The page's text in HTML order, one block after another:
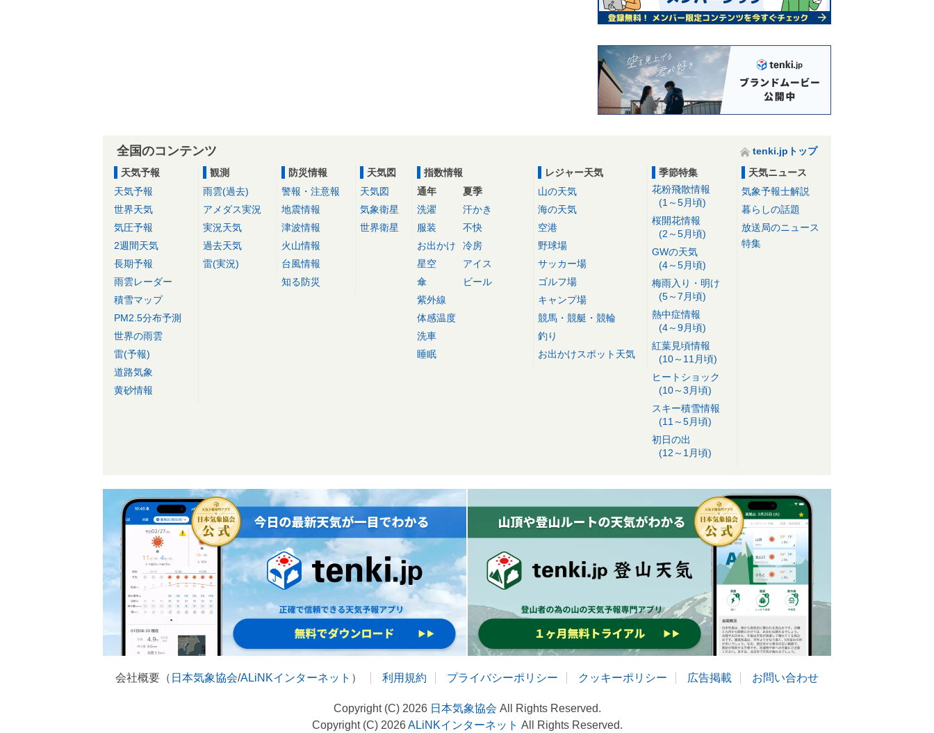
全国のコンテンツ
tenki.jpトップ
天気予報
天気予報
世界天気
気圧予報
2週間天気
長期予報
雨雲レーダー
積雪マップ
PM2.5分布予測
世界の雨雲
雷(予報)
道路気象
黄砂情報
観測
雨雲(過去)
アメダス実況
実況天気
過去天気
雷(実況)
防災情報
警報・注意報
地震情報
津波情報
火山情報
台風情報
知る防災
天気図
天気図
気象衛星
世界衛星
指数情報
通年
洗濯
服装
お出かけ
星空
傘
紫外線
体感温度
洗車
睡眠
夏季
汗かき
不快
冷房
アイス
ビール
レジャー天気
山の天気
海の天気
空港
野球場
サッカー場
ゴルフ場
キャンプ場
競馬・競艇・競輪
釣り
お出かけスポット天気
季節特集
花粉飛散情報
(1～5月頃)
桜開花情報
(2～5月頃)
GWの天気
(4～5月頃)
梅雨入り・明け
(5～7月頃)
熱中症情報
(4～9月頃)
紅葉見頃情報
(10～11月頃)
ヒートショック
(10～3月頃)
スキー積雪情報
(11～5月頃)
初日の出
(12～1月頃)
天気ニュース
気象予報士解説
暮らしの話題
放送局のニュース
特集
会社概要（ 日本気象協会/ALiNKインターネット ） 利用規約 プライバシーポリシー クッキーポリシー 広告掲載 お問い合わせ
Copyright (C) 2026 日本気象協会 All Rights Reserved.
Copyright (C) 2026ALiNKインターネット All Rights Reserved.